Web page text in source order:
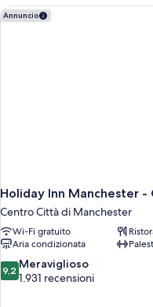
Annuncio
Holiday Inn Manchester -
Centro Città di Manchester
Wi-Fi gratuito
Aria condizionata
9.2
su
9,2 Meraviglioso
1.931 recensioni
Holiday Inn Manchester -